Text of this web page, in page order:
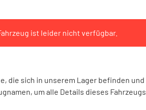
ist leider nicht verfügbar.
die sich in unserem Lager befinden
um alle Details dieses Fahrzeugs